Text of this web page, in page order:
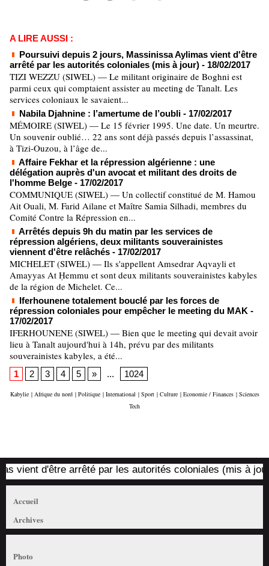
A LIRE AUSSI :
Poursuivi depuis 2 jours, Massinissa Aylimas vient d'être
arrêté par les autorités coloniales (mis à jour) - 18/02/2017
TIZI WEZZU (SIWEL) — Le militant originaire de Boghni est
parmi ceux qui comptaient assister au meeting de Tanalt. Les
services coloniaux le savaient...
Nabila Djahnine : l’amertume de l’oubli - 17/02/2017
MÉMOIRE (SIWEL) — Le 15 février 1995. Une date. Un meurtre.
Un souvenir oublié… 22 ans sont déjà passés depuis l’assassinat,
à Tizi-Ouzou, à l’âge de...
Affaire Fekhar et la répression algérienne : une
délégation auprès d'un avocat et militant des droits de
l'homme Belge - 17/02/2017
COMMUNIQUE (SIWEL) — Un collectif constitué de M. Hamou
Ait Ouali, M. Farid Ailane et Maître Samia Silhadi, membres du
Comité Contre la Répression en...
Arrêtés depuis 9h du matin par les services de
répression algériens, deux militants souverainistes
viennent d'être relâchés - 17/02/2017
MICHELET (SIWEL) — Ils s'appellent Amsedrar Aqvayli et
Amayyas At Ḥemmu et sont deux militants souverainistes kabyles
de la région de Michelet. Ce...
Iferhounene totalement bouclé par les forces de
répression coloniales pour empêcher le meeting du MAK -
17/02/2017
IFERHOUNENE (SIWEL) — Bien que le meeting qui devait avoir
lieu à Tanalt aujourd'hui à 14h, prévu par des militants
souverainistes kabyles, a été...
1 2 3 4 5 » ... 1024
Kabylie | Afrique du nord | Politique | International | Sport | Culture | Economie / Finances | Sciences
Tech
d'être arrêté par les autorités coloniales (mis à jour)
Accueil
Archives
Photo